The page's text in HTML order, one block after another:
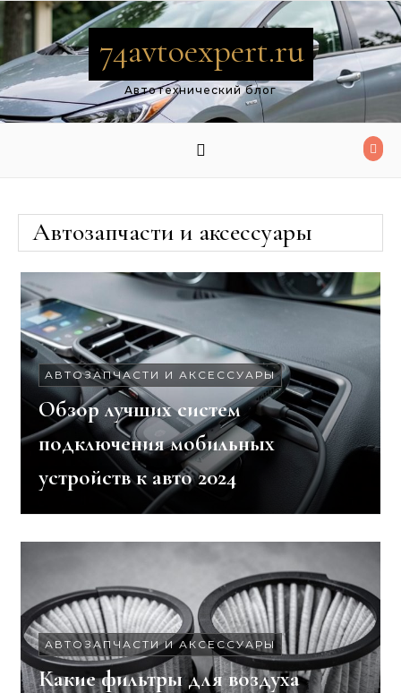
Перейти к содержимому
74avtoexpert.ru
Автотехнический блог
Автозапчасти и аксессуары
АВТОЗАПЧАСТИ И АКСЕССУАРЫ
Обзор лучших систем
подключения мобильных
устройств к авто 2024
АВТОЗАПЧАСТИ И АКСЕССУАРЫ
Какие фильтры для воздуха